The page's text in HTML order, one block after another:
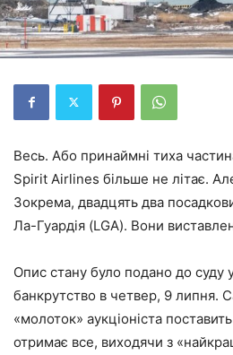
Весь. Або принаймні тиха
Spirit Airlines більше не літає.
Зокрема, двадцять два
Ла-Гуардія (LGA). Вони
Опис стану було подано до суду
банкрутство в четвер, 9 липня.
«молоток» аукціоніста
отримає все, виходячи з